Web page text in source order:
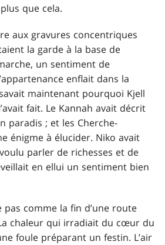
que cela.
aux gravures concentriques
la garde à la base de
un sentiment de
enflait dans la
maintenant pourquoi Kjell
fait. Le Kannah avait décrit
paradis ; et les Cherche-
énigme à élucider. Niko avait
parler de richesses et de
en ellui un sentiment bien
pas comme la fin d’une route
chaleur qui irradiait du cœur du
foule préparant un festin. L’air